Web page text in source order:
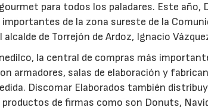
para todos los paladares. Este año,
de la zona sureste de la
alcalde de Torrejón de Ardoz, Ignacio
la central de compras más
armadores, salas de elaboración y
Discomar Elaborados también
de firmas como son Donuts,